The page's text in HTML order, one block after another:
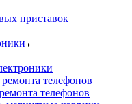
приставок
телефонов
телефонов